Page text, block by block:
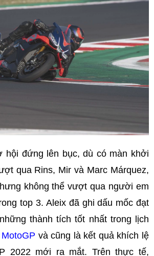
hội đứng lên bục, dù có màn khởi
qua Rins, Mir và Marc Márquez,
không thể vượt qua người em
top 3. Aleix đã ghi dấu mốc đạt
thành tích tốt nhất trong lịch
MotoGP và cũng là kết quả khích lệ
2022 mới ra mắt. Trên thực tế,